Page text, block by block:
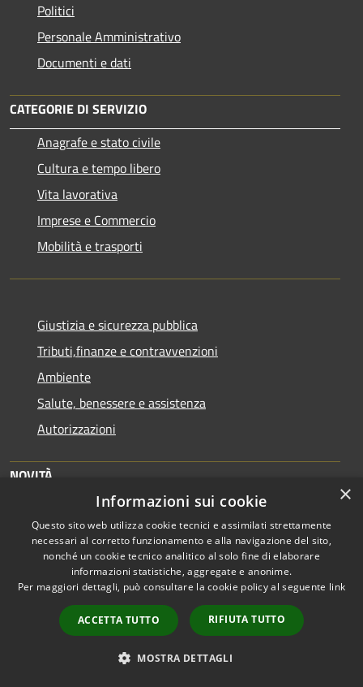
Politici
Personale Amministrativo
Documenti e dati
CATEGORIE DI SERVIZIO
Anagrafe e stato civile
Cultura e tempo libero
Vita lavorativa
Imprese e Commercio
Mobilità e trasporti
Giustizia e sicurezza pubblica
Tributi,finanze e contravvenzioni
Ambiente
Salute, benessere e assistenza
Autorizzazioni
NOVITÀ
Comunicati
Avvisi
VIVERE IL COMUNE
Luoghi
×
Informazioni sui cookie
Questo sito web utilizza cookie tecnici e assimilati strettamente
necessari al corretto funzionamento e alla navigazione del sito,
nonché un cookie tecnico analitico al solo fine di elaborare
informazioni statistiche, aggregate e anonime.
Per maggiori dettagli, può consultare la cookie policy al seguente link
ACCETTA TUTTO RIFIUTA TUTTO
MOSTRA DETTAGLI